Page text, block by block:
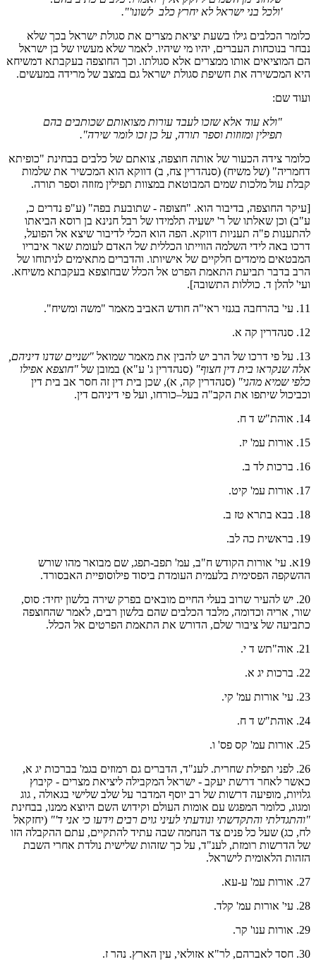
'ולכל בני ישראל לא יחרץ כלב לשונו'".
כלומר הכלבים גילו בשעת יציאת מצרים את סגולת ישראל בכך שלא
נבחר בנוכחות העברים, יהיו מי שיהיו. לאמר שלא מעשיו של בן ישראל
הם המוציאים אותו ממצרים אלא סגולתו. וכך החוצפה בעקבתא דמשיחא
היא המכשירה את חשיפת סגולת ישראל גם במצב של מרידה במעשים.
ועוד שם:
"ולא עוד אלא שזכו לעבד עורות מצואותם שכותבים בהם
תפילין ומזוזות וספר תורה, על כן זכו לומר שירה".
כלומר צידה הכעור של אותה חוצפה, צואתם של כלבים בבחינת "כופיתא
דחמריה" (של משיח) (סנהדרין צח, ב) דווקא הוא המכשיר את שלמות
קבלת עול מלכות שמים המבוטאת במצוות תפילין מזוזה וספר תורה.
[עיקר החוצפה, בדיבור הוא. "חצופה - שתובעת בפה" (ע"פ נדרים כ,
ע"ב) וכן שאלתו של ר' ישעיה תלמידו של רבל חנינא בן רוסא הביאתו
להתענות פ"ה תעניות דווקא. הפה הוא הכלי לדיבור שיצא אל הפועל,
דרכו באה לידי השלמה הווייתו הכללית של האדם לעומת שאר איבריו
המבטאים מימדים חלקיים של אישיותו. והדברים מתאימים לניתוחו של
הרב בדבר תביעת התאמת הפרט אל הכלל שבחוצפא בעקבתא משיחא.
ועי' להלן ד. כוללות התשובה].
11. עי' בהרחבה בגנזי ראי"ה חודש האביב מאמר "משה ומשיח".
12. סנהדרין קה א.
13. על פי דרכו של הרב יש להבין את מאמר שמואל
"שניים שדנו דיניהם,
אלה שנקראו בית דין חצוף" (סנהדרין ג' ע"א) במובן של "חוצפא אפילו
כלפי שמיא מהני" (סנהדרין קה, א), שכן בית דין זה חסר אב בית דין
וכביכול שיתפו את הקב"ה בעל–כורחו, ועל פי דיניהם דין.
14. אוהת"ש ד ח.
15. אורות עמ' יז.
16. ברכות לד ב.
17. אורות עמ' קיט.
18. בבא בתרא טז ב.
19. בראשית כה לב.
19א. עי' אורות הקודש ח"ב, עמ' תפב-תפג, שם מבואר מהו שורש
ההשקפה הפסימית בלעמית העומדת ביסוד פילוסופיית האבסורד.
20. יש להעיר שרוב בעלי החיים מובאים בפרק שירה בלשון יחיד: סוס,
שור, אריה וכדומה, מלבד הכלבים שהם בלשון רבים, לאמר שהחוצפה
כתביעה של ציבור שלם, הדורש את התאמת הפרטים אל הכלל.
21. אוה"תש ד י.
22. ברכות יג א.
23. עי' אורות עמ' קי.
24. אוהת"ש ד ח.
25. אורות עמ' קס פס' ו.
26. לפני תפילת שחרית. לענ"ד, הדברים גם רמוזים בגמ' בברכות יג א,
כאשר לאחר דרשת יעקב - ישראל המקבילה ליציאת מצרים - קיבוץ
גלויות, מופיעה דרשות של רב יוסף המדבר על שלב שלישי בגאולה , גוג
ומגוג, כלומר המפגש עם אומות העולם וקידוש השם היוצא ממנו, בבחינת
"והתגדלתי והתקדשתי ונודעתי לעיני גוים רבים וידעו כי אני ד'" (יחזקאל
לח, כג) שעל כל פנים צד הנחמה שבה עתיד להתקיים, עתם ההקבלה הזו
של הדרשות רומזת, לענ"ד, על כך שזהות שלישית נולדת אחרי השבת
הזהות הלאומית לישראל.
27. אורות עמ' ע-עא.
28. עי' אורות עמ' קלד.
29. אורות ענו' קר.
30. חסד לאברהם, לר"א אזולאי, עין הארץ. נהר ז.